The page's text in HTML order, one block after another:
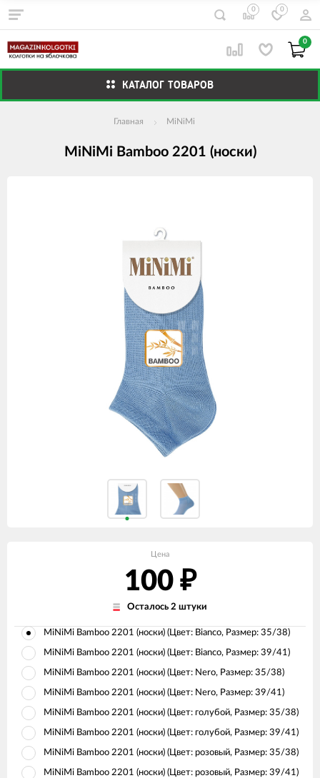
0 0
0
КАТАЛОГ ТОВАРОВ
Главная MiNiMi
MiNiMi Bamboo 2201 (носки)
Цена
100 ₽
Осталось 2 штуки
MiNiMi Bamboo 2201 (носки) (Цвет: Bianco, Размер: 35/38)
MiNiMi Bamboo 2201 (носки) (Цвет: Bianco, Размер: 39/41)
MiNiMi Bamboo 2201 (носки) (Цвет: Nero, Размер: 35/38)
MiNiMi Bamboo 2201 (носки) (Цвет: Nero, Размер: 39/41)
MiNiMi Bamboo 2201 (носки) (Цвет: голубой, Размер: 35/38)
MiNiMi Bamboo 2201 (носки) (Цвет: голубой, Размер: 39/41)
MiNiMi Bamboo 2201 (носки) (Цвет: розовый, Размер: 35/38)
MiNiMi Bamboo 2201 (носки) (Цвет: розовый, Размер: 39/41)